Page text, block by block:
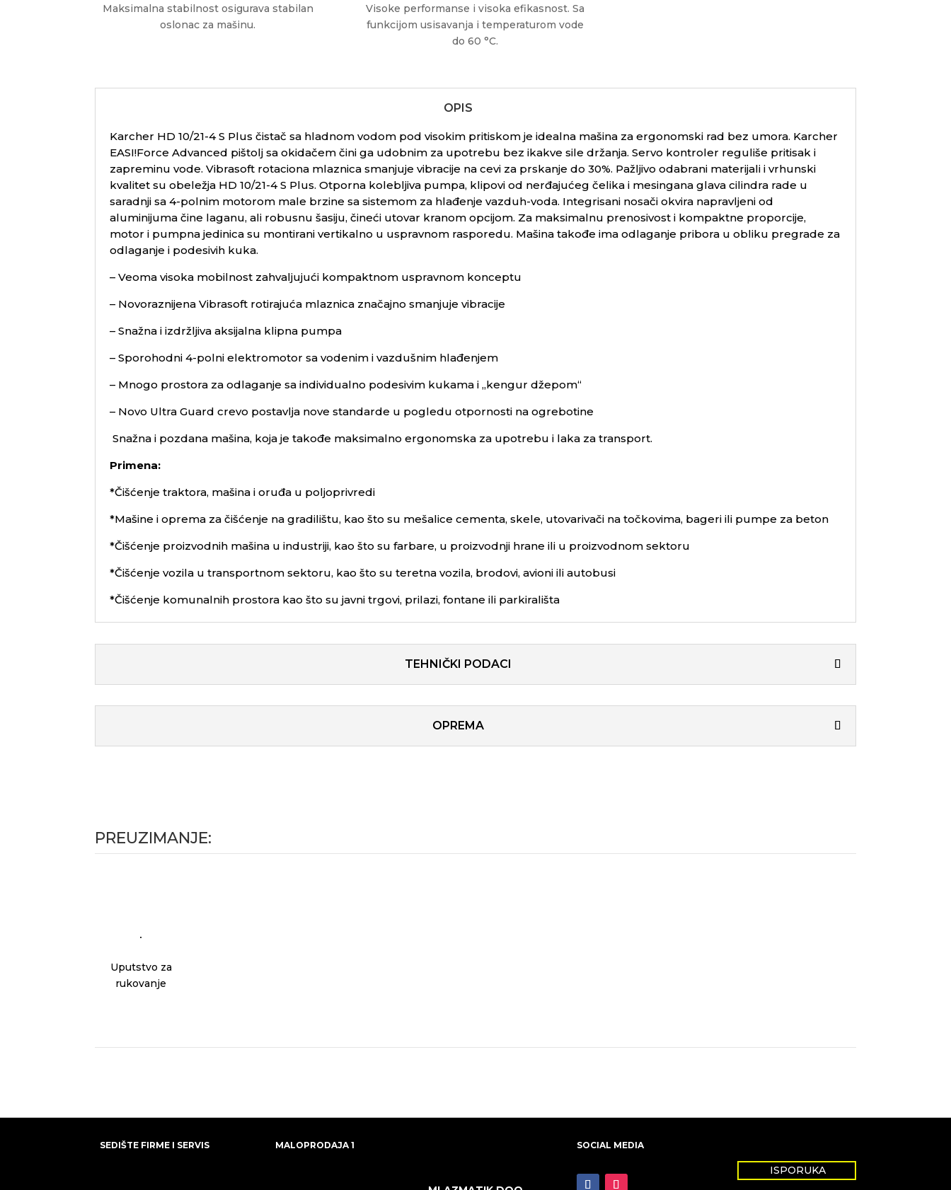
Maksimalna stabilnost osigurava stabilan
oslonac za mašinu.
Visoke performanse i visoka efikasnost. Sa
funkcijom usisavanja i temperaturom vode
do 60 °C.
OPIS
Karcher HD 10/21-4 S Plus čistač sa hladnom vodom pod visokim pritiskom je idealna mašina za ergonomski rad bez umora. Karcher
EASI!Force Advanced pištolj sa okidačem čini ga udobnim za upotrebu bez ikakve sile držanja. Servo kontroler reguliše pritisak i
zapreminu vode. Vibrasoft rotaciona mlaznica smanjuje vibracije na cevi za prskanje do 30%. Pažljivo odabrani materijali i vrhunski
kvalitet su obeležja HD 10/21-4 S Plus. Otporna kolebljiva pumpa, klipovi od nerđajućeg čelika i mesingana glava cilindra rade u
saradnji sa 4-polnim motorom male brzine sa sistemom za hlađenje vazduh-voda. Integrisani nosači okvira napravljeni od
aluminijuma čine laganu, ali robusnu šasiju, čineći utovar kranom opcijom. Za maksimalnu prenosivost i kompaktne proporcije,
motor i pumpna jedinica su montirani vertikalno u uspravnom rasporedu. Mašina takođe ima odlaganje pribora u obliku pregrade za
odlaganje i podesivih kuka.
– Veoma visoka mobilnost zahvaljujući kompaktnom uspravnom konceptu
– Novoraznijena Vibrasoft rotirajuća mlaznica značajno smanjuje vibracije
– Snažna i izdržljiva aksijalna klipna pumpa
– Sporohodni 4-polni elektromotor sa vodenim i vazdušnim hlađenjem
– Mnogo prostora za odlaganje sa individualno podesivim kukama i „kengur džepom“
– Novo Ultra Guard crevo postavlja nove standarde u pogledu otpornosti na ogrebotine
Snažna i pozdana mašina, koja je takođe maksimalno ergonomska za upotrebu i laka za transport.
Primena:
*Čišćenje traktora, mašina i oruđa u poljoprivredi
*Mašine i oprema za čišćenje na gradilištu, kao što su mešalice cementa, skele, utovarivači na točkovima, bageri ili pumpe za beton
*Čišćenje proizvodnih mašina u industriji, kao što su farbare, u proizvodnji hrane ili u proizvodnom sektoru
*Čišćenje vozila u transportnom sektoru, kao što su teretna vozila, brodovi, avioni ili autobusi
*Čišćenje komunalnih prostora kao što su javni trgovi, prilazi, fontane ili parkirališta
TEHNIČKI PODACI
OPREMA
PREUZIMANJE:
Uputstvo za
rukovanje
SEDIŠTE FIRME I SERVIS MALOPRODAJA 1 SOCIAL MEDIA
ISPORUKA